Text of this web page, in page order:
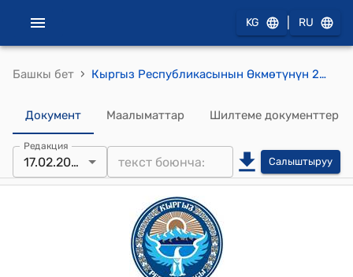
KG RU
Башкы бет › Кыргыз Республикасынын Өкмөтүнүн 2008-жылдын 16-августундагы №457 "Кыргыз аккредитациялоо борборунун атайын каражаттары жөнүндө жобону бекитүү тууралуу" токтому
Документ Маалыматтар Шилтеме документтер
Редакция
17.02.2023 Салыштыруу